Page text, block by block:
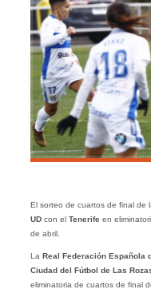
El sorteo de cuartos de final de
UDcon el Tenerife en
de abril.
La Real Federación Española
Ciudad del Fútbol de Las
eliminatoria de cuartos de final